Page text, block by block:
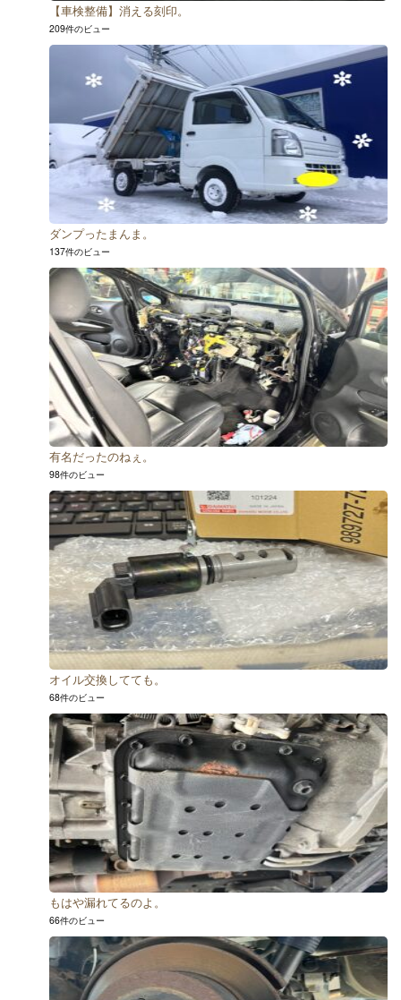
【車検整備】消える刻印。
209件のビュー
ダンプったまんま。
137件のビュー
有名だったのねぇ。
98件のビュー
オイル交換してても。
68件のビュー
もはや漏れてるのよ。
66件のビュー